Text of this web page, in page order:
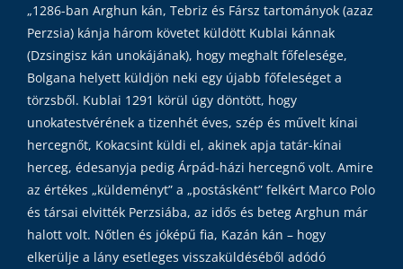
„1286-ban Arghun kán, Tebriz és Fársz tartományok (azaz
Perzsia) kánja három követet küldött Kublai kánnak
(Dzsingisz kán unokájának), hogy meghalt főfelesége,
Bolgana helyett küldjön neki egy újabb főfeleséget a
törzsből. Kublai 1291 körül úgy döntött, hogy
unokatestvérének a tizenhét éves, szép és művelt kínai
hercegnőt, Kokacsint küldi el, akinek apja tatár-kínai
herceg, édesanyja pedig Árpád-házi hercegnő volt. Amire
az értékes „küldeményt” a „postásként” felkért Marco Polo
és társai elvitték Perzsiába, az idős és beteg Arghun már
halott volt. Nőtlen és jóképű fia, Kazán kán – hogy
elkerülje a lány esetleges visszaküldéséből adódó